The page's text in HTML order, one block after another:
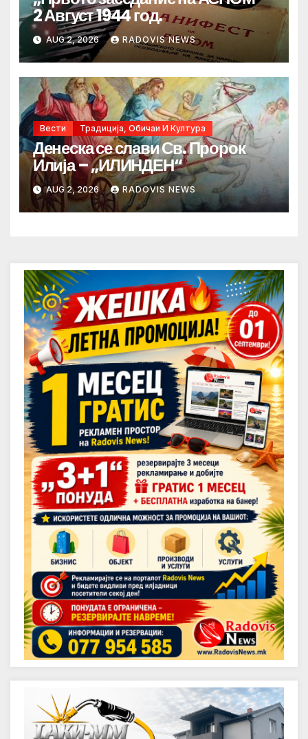
2 Август 1944 год.
AUG 2, 2026 RADOVIS NEWS
Вести Традиција, Обичаи И Култура
Денеска се слави Св. Пророк
Илија – „ИЛИНДЕН“
AUG 2, 2026 RADOVIS NEWS